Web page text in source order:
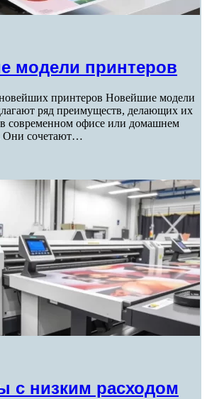
модели принтеров
принтеров Новейшие модели
ряд преимуществ, делающих их
современном офисе или домашнем
Они сочетают…
с низким расходом